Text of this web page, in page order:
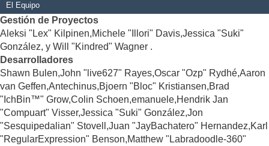
El Equipo
Gestión de Proyectos
Aleksi "Lex" Kilpinen,Michele "Illori" Davis,Jessica "Suki"
González, y Will "Kindred" Wagner .
Desarrolladores
Shawn Bulen,John "live627" Rayes,Oscar "Ozp" Rydhé,Aaron
van Geffen,Antechinus,Bjoern "Bloc" Kristiansen,Brad
"IchBin™" Grow,Colin Schoen,emanuele,Hendrik Jan
"Compuart" Visser,Jessica "Suki" González,Jon
"Sesquipedalian" Stovell,Juan "JayBachatero" Hernandez,Karl
"RegularExpression" Benson,Matthew "Labradoodle-360"